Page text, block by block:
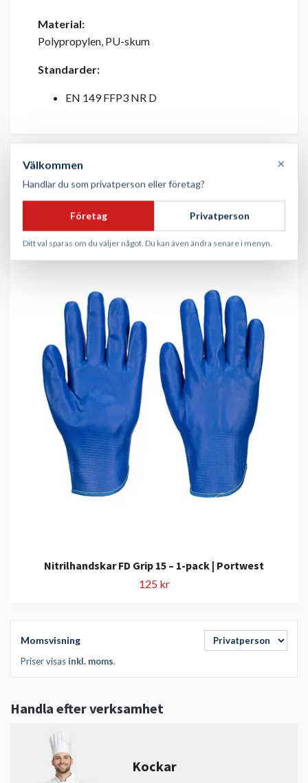
Momsvisning
Priser visasinkl. moms.
Handla efter verksamhet
Kockar
Material:
Polypropylen, PU-skum
Standarder:
EN 149 FFP3 NR D
Nitrilhandskar FD Grip 15 – 1-pack | Portwest
125 kr
Välkommen ×
Handlar du som privatperson eller företag?
Företag Privatperson
Ditt val sparas om du väljer något. Du kan även ändra senare i menyn.